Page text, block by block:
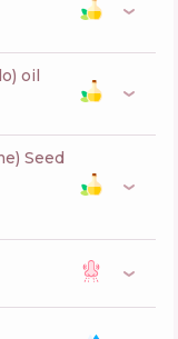
oil